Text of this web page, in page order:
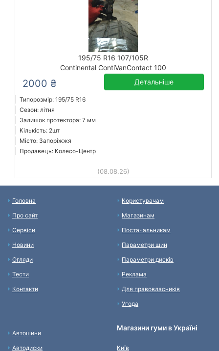
195/75 R16 107/105R
Continental ContiVanContact 100
2000 ₴ Детальніше
Типорозмір: 195/75 R16
Сезон: літня
Залишок протектора: 7 мм
Кількість: 2шт
Місто: Запоріжжя
Продавець: Колесо-Центр
(08.08.26)
Головна
Про сайт
Сервіси
Новини
Огляди
Тести
Контакти
Користувачам
Магазинам
Постачальникам
Параметри шин
Параметри дисків
Реклама
Для правовласників
Угода
Автошини
Автодиски
Магазини гуми в Україні
Київ